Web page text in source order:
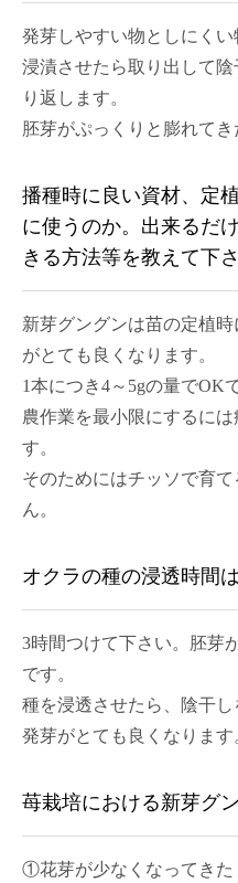
発芽しやすい物としにくい
浸漬させたら取り出して
り返します。
胚芽がぷっくりと膨れてき
播種時に良い資材、定
に使うのか。出来るだ
きる方法等を教えて下さ
新芽グングンは苗の定植
がとても良くなります。
1本につき4～5gの量でOK
農作業を最小限にするに
す。
そのためにはチッソで育
ん。
オクラの種の浸透時間
3時間つけて下さい。胚芽
です。
種を浸透させたら、陰干し
発芽がとても良くなります
苺栽培における新芽グ
①花芽が少なくなってきた